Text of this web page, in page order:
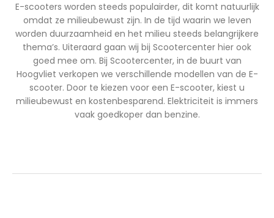
E-scooters worden steeds populairder, dit komt natuurlijk
omdat ze milieubewust zijn. In de tijd waarin we leven
worden duurzaamheid en het milieu steeds belangrijkere
thema’s. Uiteraard gaan wij bij Scootercenter hier ook
goed mee om. Bij Scootercenter, in de buurt van
Hoogvliet verkopen we verschillende modellen van de E-
scooter. Door te kiezen voor een E-scooter, kiest u
milieubewust en kostenbesparend. Elektriciteit is immers
vaak goedkoper dan benzine.